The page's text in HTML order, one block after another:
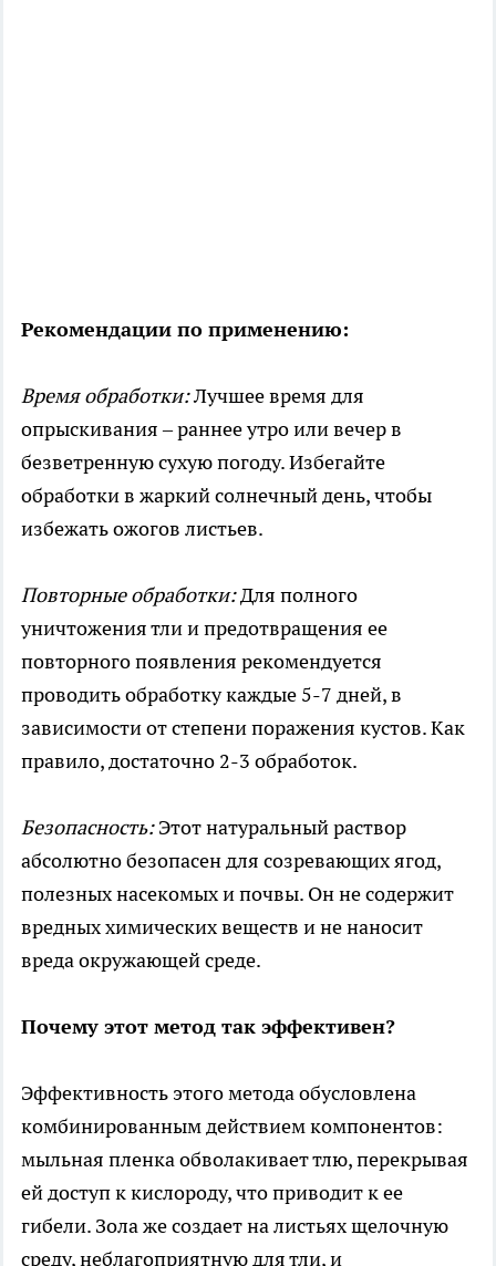
Рекомендации по применению:
Время обработки:Лучшее время для
опрыскивания – раннее утро или вечер в
безветренную сухую погоду. Избегайте
обработки в жаркий солнечный день, чтобы
избежать ожогов листьев.
Повторные обработки:Для полного
уничтожения тли и предотвращения ее
повторного появления рекомендуется
проводить обработку каждые 5-7 дней, в
зависимости от степени поражения кустов. Как
правило, достаточно 2-3 обработок.
Безопасность:Этот натуральный раствор
абсолютно безопасен для созревающих ягод,
полезных насекомых и почвы. Он не содержит
вредных химических веществ и не наносит
вреда окружающей среде.
Почему этот метод так эффективен?
Эффективность этого метода обусловлена
комбинированным действием компонентов:
мыльная пленка обволакивает тлю, перекрывая
ей доступ к кислороду, что приводит к ее
гибели. Зола же создает на листьях щелочную
среду, неблагоприятную для тли, и